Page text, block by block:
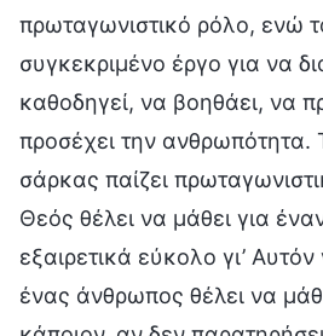
πρωταγωνιστικό ρόλο, ενώ
συγκεκριμένο έργο για να
καθοδηγεί, να βοηθάει, να
προσέχει την ανθρωπότητα.
σάρκας παίζει
Θεός θέλει να μάθει για
εξαιρετικά εύκολο γι’
ένας άνθρωπος θέλει να